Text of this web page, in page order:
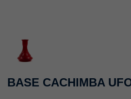
BASE CACHIMBA